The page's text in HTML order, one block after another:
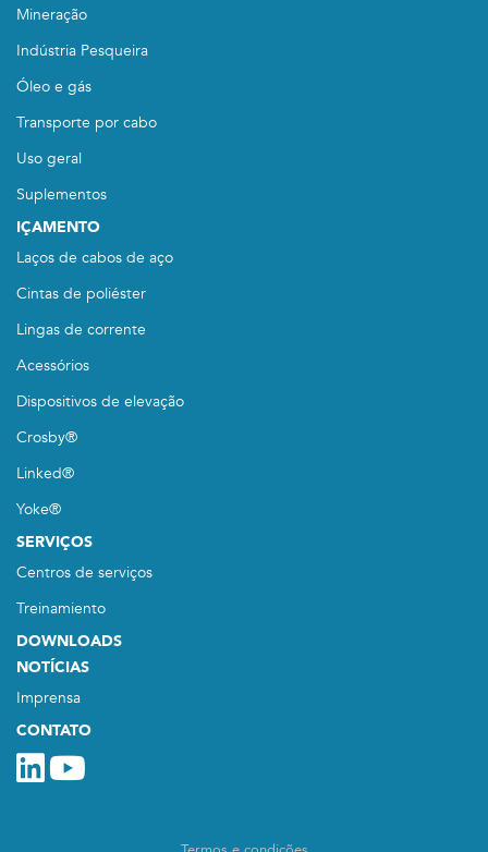
Mineração
Indústria Pesqueira
Óleo e gás
Transporte por cabo
Uso geral
Suplementos
IÇAMENTO
Laços de cabos de aço
Cintas de poliéster
Lingas de corrente
Acessórios
Dispositivos de elevação
Crosby®
Linked®
Yoke®
SERVIÇOS
Centros de serviços
Treinamiento
DOWNLOADS
NOTÍCIAS
Imprensa
CONTATO